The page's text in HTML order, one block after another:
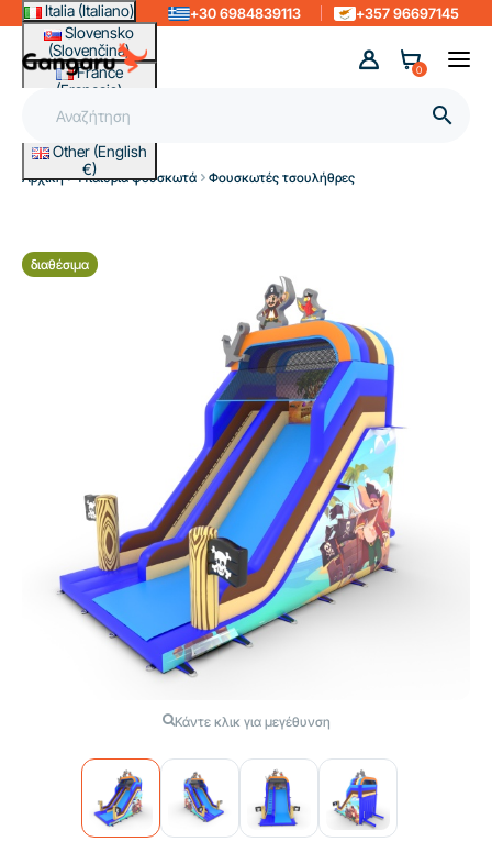
Italia (Italiano)
Slovensko
(Slovenčina)
France
(Français)
Magyarország
(Magyar)
Other (English
€)
+30 6984839113 +357 96697145

0
Αρχική Υπαίθρια φουσκωτά Φουσκωτές τσουλήθρες
διαθέσιμα
Κάντε κλικ για μεγέθυνση